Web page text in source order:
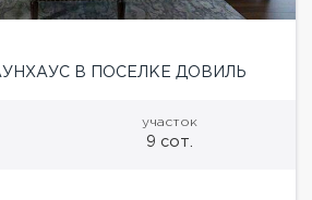
В ПОСЕЛКЕ ДОВИЛЬ
участок
9 сот.